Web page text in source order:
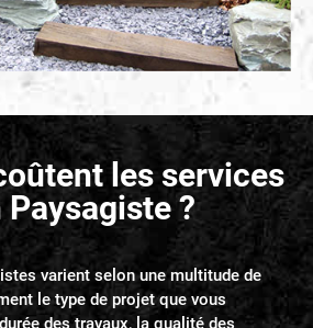
les services
Paysagiste ?
varient selon une multitude de
le type de projet que vous
des travaux, la qualité des